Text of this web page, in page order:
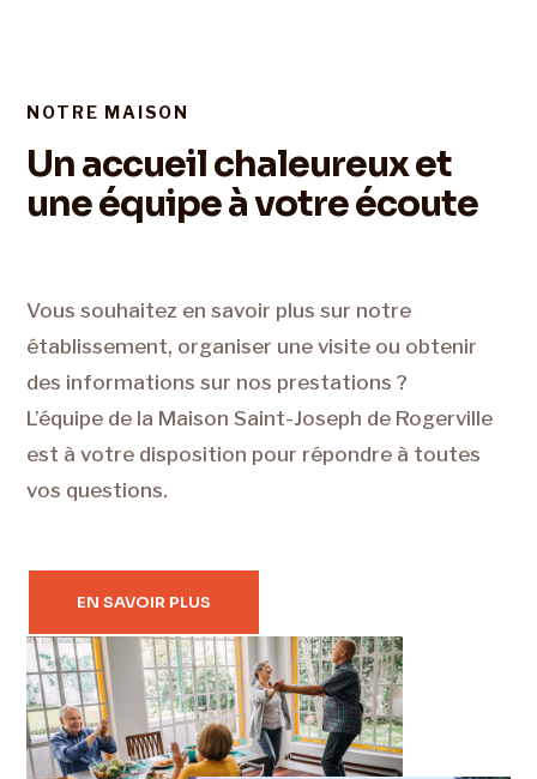
NOTRE MAISON
Un accueil chaleureux et
une équipe à votre écoute
Vous souhaitez en savoir plus sur notre
établissement, organiser une visite ou obtenir
des informations sur nos prestations ?
L’équipe de la Maison Saint-Joseph de Rogerville
est à votre disposition pour répondre à toutes
vos questions.
EN SAVOIR PLUS